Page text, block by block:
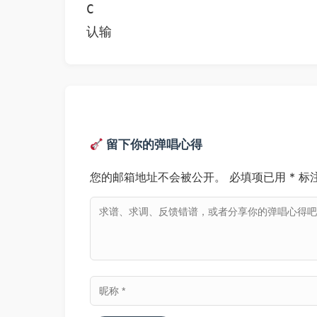
C
认输
留下你的弹唱心得
您的邮箱地址不会被公开。 必填项已用 * 标